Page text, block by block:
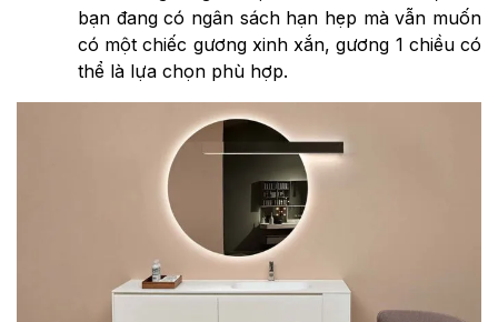
bạn đang có ngân sách hạn hẹp mà vẫn muốn
có một chiếc gương xinh xắn, gương 1 chiều có
thể là lựa chọn phù hợp.